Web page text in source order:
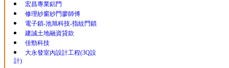
宏昌專業鋁門
修理紗窗紗門廖師傅
電子鎖-池旭科技-指紋門鎖
建誠土地融資貸款
佳勁科技
大永發室內設計工程(3Q設
計)